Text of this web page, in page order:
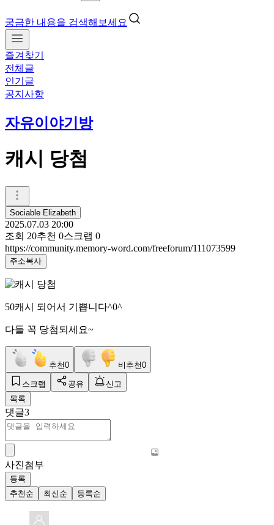
궁금한 내용을 검색해보세요
즐겨찾기
전체글
인기글
공지사항
자유이야기방
캐시 당첨
Sociable Elizabeth
2025.07.03 20:00
조회 20추천 0스크랩 0
https://community.memory-word.com/freeforum/111073599
주소복사
50캐시 되어서 기쁩니다^0^
다들 꼭 당첨되세요~
추천0 비추천0
스크랩 공유
신고
목록
댓글3
사진첨부
등록
추천순
최신순 등록순